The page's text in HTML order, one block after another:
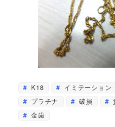
K18 イミテーション
プラチナ
破損
金歯